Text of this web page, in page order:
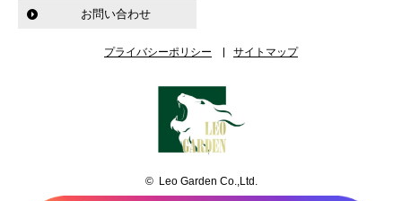
お問い合わせ
プライバシーポリシー サイトマップ
© Leo Garden Co.,Ltd.